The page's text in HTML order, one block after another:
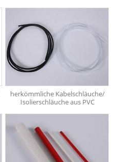
herkömmliche Kabelschläuche/
Isolierschläuche aus PVC